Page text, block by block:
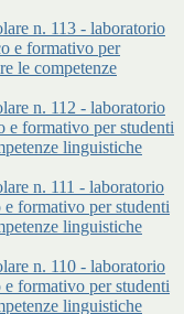
n. 113 - laboratorio
e formativo per
le competenze
n. 112 - laboratorio
e formativo per studenti
linguistiche
n. 111 - laboratorio
formativo per studenti
linguistiche
n. 110 - laboratorio
formativo per studenti
linguistiche